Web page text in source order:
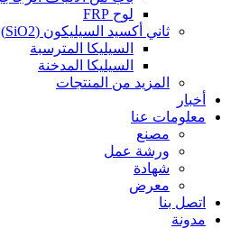
لوح FRP
ثاني أكسيد السيليكون (SiO2)
السيليكا المترسبة
السيليكا المدخنة
المزيد من المنتجات
أخبار
معلومات عنا
مصنع
ورشة عمل
شهادة
معرض
اتصل بنا
مدونة